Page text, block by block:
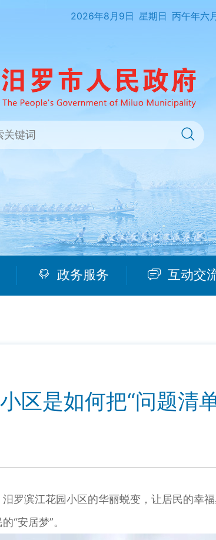
2026年8月9日 星期日 丙午年六
政务服务 互动交
区是如何把“问题清
滨江花园小区的华丽蜕变，让居民的幸福
“安居梦”。